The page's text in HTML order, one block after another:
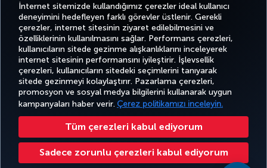
İnternet sitemizde kullandığımız çerezler ideal kullanıcı
deneyimini hedefleyen farklı görevler üstlenir. Gerekli
çerezler, internet sitesinin ziyaret edilebilmesini ve
özelliklerinin kullanılmasını sağlar. Performans çerezleri,
kullanıcıların sitede gezinme alışkanlıklarını inceleyerek
internet sitesinin performansını iyileştirir. İşlevsellik
çerezleri, kullanıcıların sitedeki seçimlerini tanıyarak
sitede gezinmeyi kolaylaştırır. Pazarlama çerezleri,
promosyon ve sosyal medya bilgilerini kullanarak uygun
kampanyaları haber verir. Çerez politikamızı inceleyin.
Tüm çerezleri kabul ediyorum
Sadece zorunlu çerezleri kabul ediyorum
TwitterFacebook
Instagram
YoutubeLinkedIn
TiktokBlogPinterest
BİLET
AL VE
YÖNET
DENEYİM
FIRSATLAR
VE UÇUŞ
NOKTALARI
YARDIM
TURKISH
AIRLINES
HOLIDAYS
Erişilebilirlik Gizlilik ve Çerez Politikası Yasal Uyarı
Çerez Ayarlarını Değiştir 32 0 2 620 0 849